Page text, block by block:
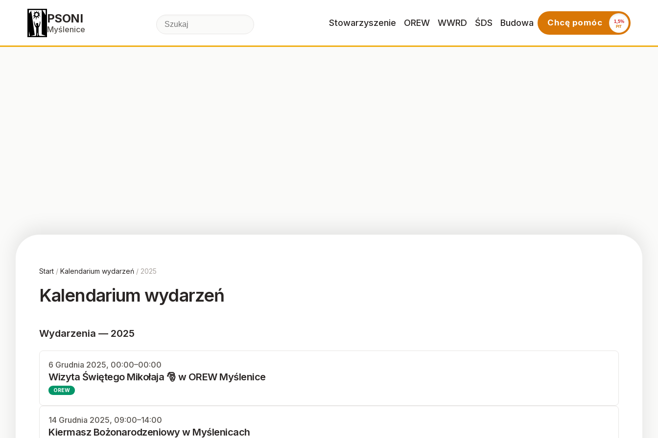
PSONI
Myślenice
Chcę pomóc 1,5%
PIT
Stowarzyszenie OREW WWRD ŚDS Budowa
Start / Kalendarium wydarzeń / 2025
Kalendarium wydarzeń
Wydarzenia — 2025
6 Grudnia 2025, 00:00–00:00
Wizyta Świętego Mikołaja 🎅 w OREW Myślenice
OREW
14 Grudnia 2025, 09:00–14:00
Kiermasz Bożonarodzeniowy w Myślenicach